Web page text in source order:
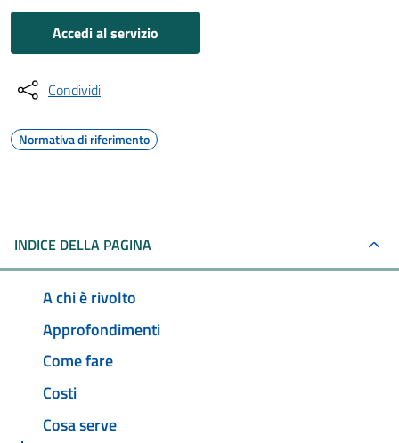
Accedi al servizio
Condividi
Normativa di riferimento
INDICE DELLA PAGINA
A chi è rivolto
Approfondimenti
Come fare
Costi
Cosa serve